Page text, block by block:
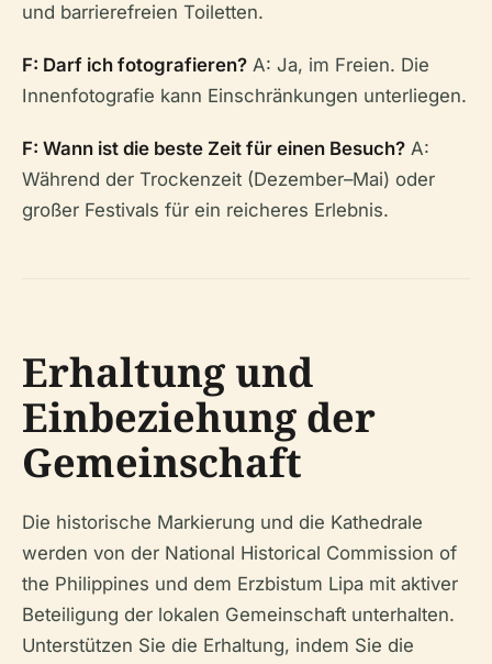
und barrierefreien Toiletten.
F: Darf ich fotografieren? A: Ja, im Freien. Die
Innenfotografie kann Einschränkungen unterliegen.
F: Wann ist die beste Zeit für einen Besuch? A:
Während der Trockenzeit (Dezember–Mai) oder
großer Festivals für ein reicheres Erlebnis.
Erhaltung und
Einbeziehung der
Gemeinschaft
Die historische Markierung und die Kathedrale
werden von der National Historical Commission of
the Philippines und dem Erzbistum Lipa mit aktiver
Beteiligung der lokalen Gemeinschaft unterhalten.
Unterstützen Sie die Erhaltung, indem Sie die